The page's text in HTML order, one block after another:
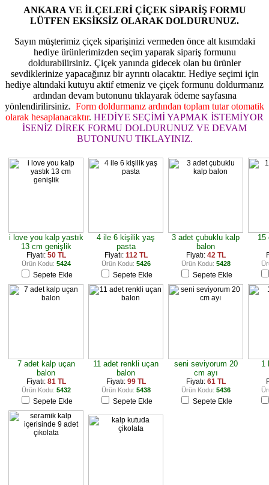
ANKARA VE İLÇELERİ ÇİÇEK SİPARİŞ FORMU
LÜTFEN EKSİKSİZ OLARAK DOLDURUNUZ.
Sayın müşterimiz çiçek siparişinizi vermeden önce alt kısımdaki
hediye ürünlerimizden seçim yaparak sipariş formunu
doldurabilirsiniz. Çiçek yanında gidecek olan bu ürünler
sevdiklerinize yapacağınız bir ayrıntı olacaktır. Hediye seçimi için
hediye altındaki kutuyu aktif etmeniz ve çiçek formunu doldurmanız
ardından devam butonunu tıklayarak ödeme sayfasına
yönlendirilirsiniz. Form doldurmanız ardından toplam tutar otomatik
olarak hesaplanacaktır. HEDİYE SEÇİMİ YAPMAK İSTEMİYOR
İSENİZ DİREK FORMU DOLDURUNUZ VE DEVAM
BUTONUNU TIKLAYINIZ.
i love you kalp yastık
13 cm genişlik
Fiyatı: 50 TL
Ürün Kodu: 5424
Sepete Ekle
4 ile 6 kişilik yaş
pasta
Fiyatı: 112 TL
Ürün Kodu: 5426
Sepete Ekle
3 adet çubuklu kalp
balon
Fiyatı: 42 TL
Ürün Kodu: 5428
Sepete Ekle
15
7 adet kalp uçan
balon
Fiyatı: 81 TL
Ürün Kodu: 5432
Sepete Ekle
11 adet renkli uçan
balon
Fiyatı: 99 TL
Ürün Kodu: 5438
Sepete Ekle
seni seviyorum 20
cm ayı
Fiyatı: 61 TL
Ürün Kodu: 5436
Sepete Ekle
1